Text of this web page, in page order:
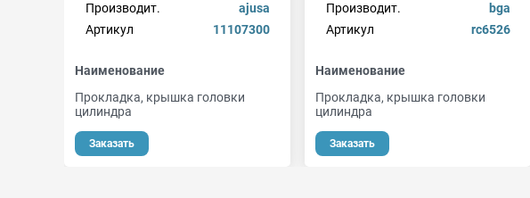
Производит.
ajusa
Артикул
11107300
Наименование
Прокладка, крышка головки
цилиндра
Заказать
Производит.
bga
Артикул
rc6526
Наименование
Прокладка, крышка головки
цилиндра
Заказать